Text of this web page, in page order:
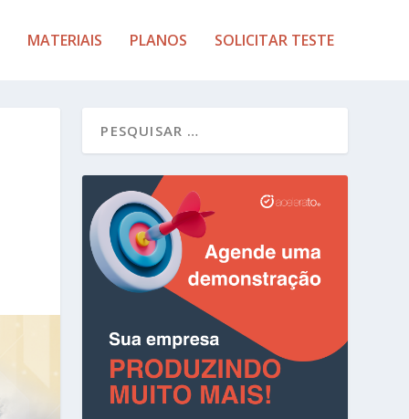
MATERIAIS PLANOS SOLICITAR TESTE